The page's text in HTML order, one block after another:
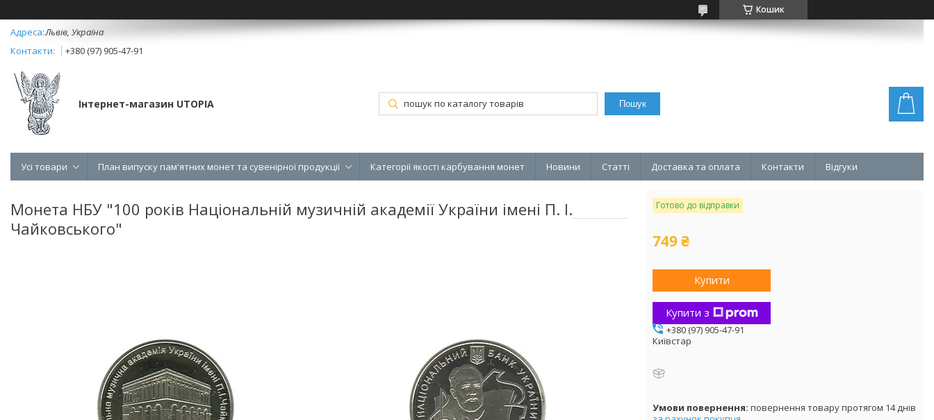
Кошик
Львів, Україна
+380 (97) 905-47-91
Інтернет-магазин UTOPIA Пошук
Усі товари План випуску пам'ятних монет та сувенірної продукції Категорії якості карбування монет Новини Статті Доставка та оплата Контакти Відгуки
Монета НБУ "100 років Національній музичній академії України імені П. І.
Чайковського"
Готово до відправки
749 ₴
Купити
Купити з
+380 (97) 905-47-91
Київстар
повернення товару протягом 14 днів